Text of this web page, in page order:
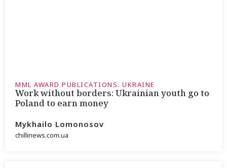
MML AWARD PUBLICATIONS. UKRAINE
Work without borders: Ukrainian youth go to
Poland to earn money
Mykhailo Lomonosov
chillinews.com.ua